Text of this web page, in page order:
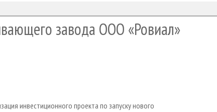
завода ООО «Ровиал»
инвестиционного проекта по запуску нового